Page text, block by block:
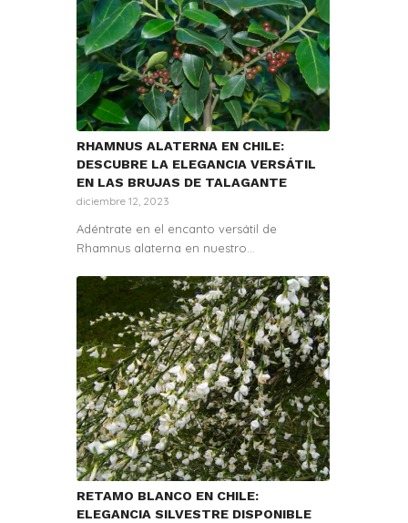
RHAMNUS ALATERNA EN CHILE:
DESCUBRE LA ELEGANCIA VERSÁTIL
EN LAS BRUJAS DE TALAGANTE
diciembre 12, 2023
Adéntrate en el encanto versátil de
Rhamnus alaterna en nuestro…
RETAMO BLANCO EN CHILE:
ELEGANCIA SILVESTRE DISPONIBLE